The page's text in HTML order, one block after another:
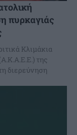
πυρκαγιάς
Κλιμάκια
της
διερεύνηση